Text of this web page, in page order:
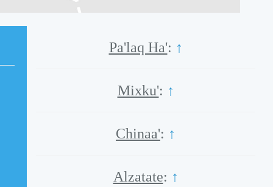
Pa'laq Ha': ↑
Mixku': ↑
Chinaa': ↑
Alzatate: ↑